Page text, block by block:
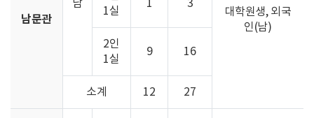
남문관
남
대학원생, 외국
인(남)
1실
1 3
2인
1실
9 16
소계 12 27